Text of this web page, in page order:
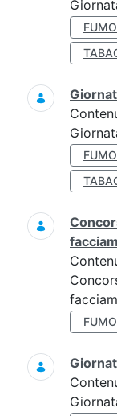
FUMO
FUMO
FUMO